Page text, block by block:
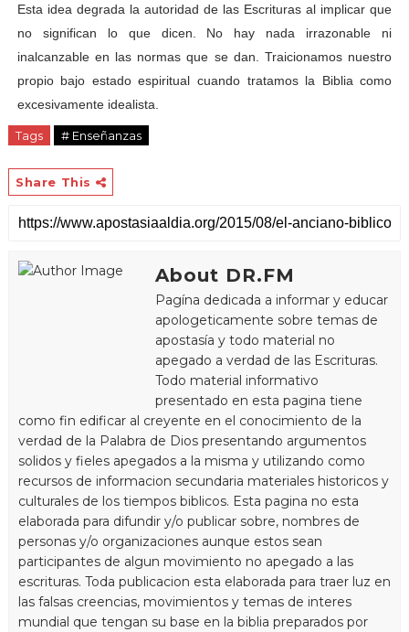
Esta idea degrada la autoridad de las Escrituras al implicar que
no significan lo que dicen. No hay nada irrazonable ni
inalcanzable en las normas que se dan. Traicionamos nuestro
propio bajo estado espiritual cuando tratamos la Biblia como
excesivamente idealista.
Tags # Enseñanzas
Share This
About DR.FM
Pagína dedicada a informar y educar
apologeticamente sobre temas de
apostasía y todo material no
apegado a verdad de las Escrituras.
Todo material informativo
presentado en esta pagina tiene
como fin edificar al creyente en el conocimiento de la
verdad de la Palabra de Dios presentando argumentos
solidos y fieles apegados a la misma y utilizando como
recursos de informacion secundaria materiales historicos y
culturales de los tiempos biblicos. Esta pagina no esta
elaborada para difundir y/o publicar sobre, nombres de
personas y/o organizaciones aunque estos sean
participantes de algun movimiento no apegado a las
escrituras. Toda publicacion esta elaborada para traer luz en
las falsas creencias, movimientos y temas de interes
mundial que tengan su base en la biblia preparados por